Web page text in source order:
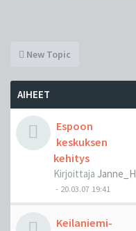
New Topic
AIHEET
Espoon
keskuksen
kehitys
Kirjoittaja Janne_H
- 20.03.07 19:41
Keilaniemi-